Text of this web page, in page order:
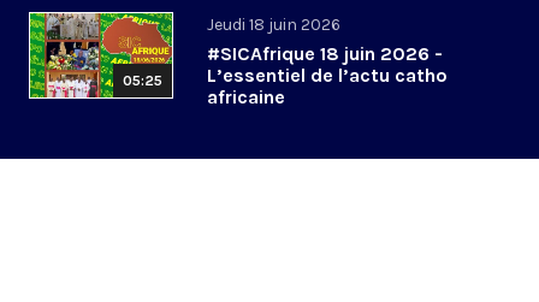
05:25
Jeudi 18 juin 2026
#SICAfrique 18 juin 2026 -
L’essentiel de l’actu catho
africaine